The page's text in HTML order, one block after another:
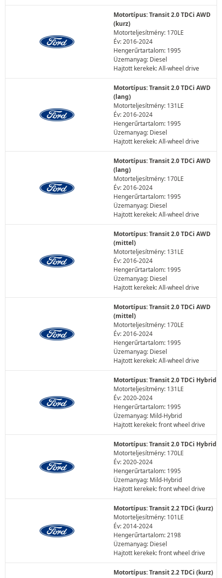
Motortípus: Transit 2.0 TDCi AWD
(kurz)
Motorteljesítmény: 170LE
Év: 2016-2024
Hengerűrtartalom: 1995
Üzemanyag: Diesel
Hajtott kerekek: All-wheel drive
Motortípus: Transit 2.0 TDCi AWD
(lang)
Motorteljesítmény: 131LE
Év: 2016-2024
Hengerűrtartalom: 1995
Üzemanyag: Diesel
Hajtott kerekek: All-wheel drive
Motortípus: Transit 2.0 TDCi AWD
(lang)
Motorteljesítmény: 170LE
Év: 2016-2024
Hengerűrtartalom: 1995
Üzemanyag: Diesel
Hajtott kerekek: All-wheel drive
Motortípus: Transit 2.0 TDCi AWD
(mittel)
Motorteljesítmény: 131LE
Év: 2016-2024
Hengerűrtartalom: 1995
Üzemanyag: Diesel
Hajtott kerekek: All-wheel drive
Motortípus: Transit 2.0 TDCi AWD
(mittel)
Motorteljesítmény: 170LE
Év: 2016-2024
Hengerűrtartalom: 1995
Üzemanyag: Diesel
Hajtott kerekek: All-wheel drive
Motortípus: Transit 2.0 TDCi Hybrid
Motorteljesítmény: 131LE
Év: 2020-2024
Hengerűrtartalom: 1995
Üzemanyag: Mild-Hybrid
Hajtott kerekek: front wheel drive
Motortípus: Transit 2.0 TDCi Hybrid
Motorteljesítmény: 170LE
Év: 2020-2024
Hengerűrtartalom: 1995
Üzemanyag: Mild-Hybrid
Hajtott kerekek: front wheel drive
Motortípus: Transit 2.2 TDCi (kurz)
Motorteljesítmény: 101LE
Év: 2014-2024
Hengerűrtartalom: 2198
Üzemanyag: Diesel
Hajtott kerekek: front wheel drive
Motortípus: Transit 2.2 TDCi (kurz)